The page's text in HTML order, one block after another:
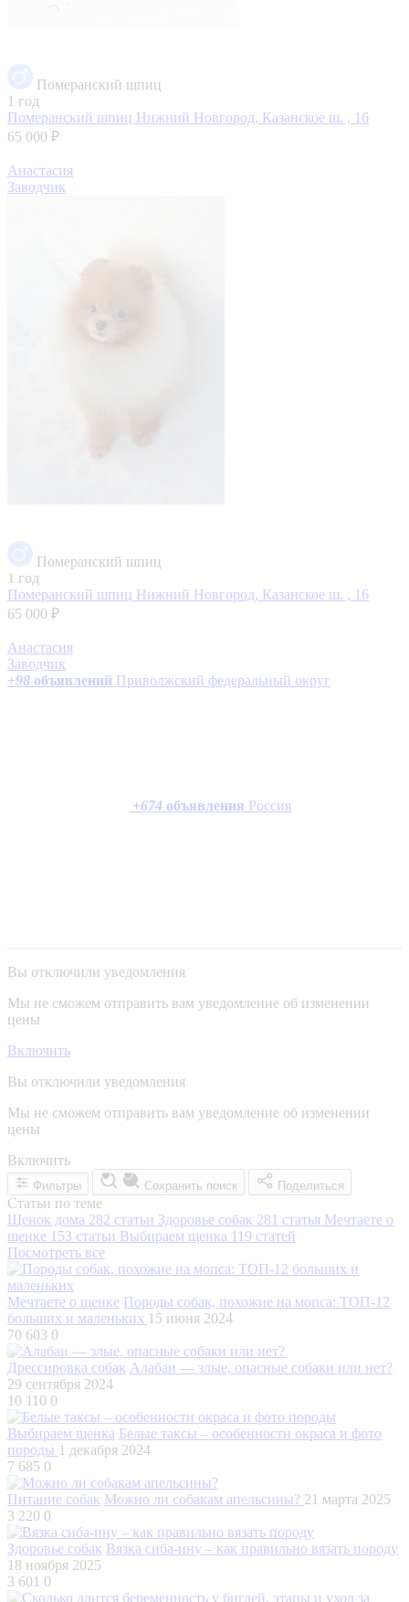
Померанский шпиц
1 год
Померанский шпиц Нижний Новгород, Казанское ш. , 16
65 000 ₽
Анастасия
Заводчик
Померанский шпиц
1 год
Померанский шпиц Нижний Новгород, Казанское ш. , 16
65 000 ₽
Анастасия
Заводчик
+98 объявлений Приволжский федеральный округ
+674 объявления Россия
Вы отключили уведомления
Мы не сможем отправить вам уведомление об изменении
цены
Включить
Вы отключили уведомления
Мы не сможем отправить вам уведомление об изменении
цены
Включить
Фильтры Сохранить поиск Поделиться
Статьи по теме
Щенок дома 282 статьи Здоровье собак 281 статья Мечтаете о
щенке 153 статьи Выбираем щенка 119 статей
Посмотреть все
Мечтаете о щенке Породы собак, похожие на мопса: ТОП-12
больших и маленьких 15 июня 2024
70 603 0
Дрессировка собак Алабаи — злые, опасные собаки или нет?
29 сентября 2024
10 110 0
Выбираем щенка Белые таксы – особенности окраса и фото
породы 1 декабря 2024
7 685 0
Питание собак Можно ли собакам апельсины? 21 марта 2025
3 220 0
Здоровье собак Вязка сиба-ину – как правильно вязать породу
18 ноября 2025
3 601 0